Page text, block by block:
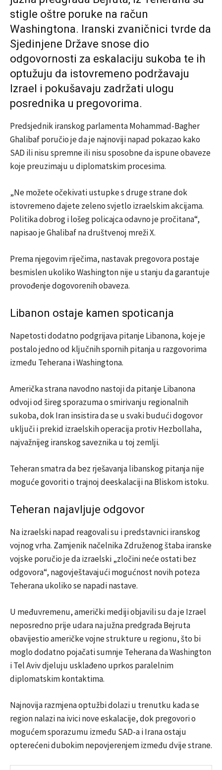
stigle oštre poruke na račun
Washingtona. Iranski zvaničnici tvrde da
Sjedinjene Države snose dio
odgovornosti za eskalaciju sukoba te ih
optužuju da istovremeno podržavaju
Izrael i pokušavaju zadržati ulogu
posrednika u pregovorima.
Predsjednik iranskog parlamenta Mohammad-Bagher
Ghalibaf poručio je da je najnoviji napad pokazao kako
SAD ili nisu spremne ili nisu sposobne da ispune obaveze
koje preuzimaju u diplomatskim procesima.
„Ne možete očekivati ustupke s druge strane dok
istovremeno dajete zeleno svjetlo izraelskim akcijama.
Politika dobrog i lošeg policajca odavno je pročitana“,
napisao je Ghalibaf na društvenoj mreži X.
Prema njegovim riječima, nastavak pregovora postaje
besmislen ukoliko Washington nije u stanju da garantuje
provođenje dogovorenih obaveza.
Libanon ostaje kamen spoticanja
Napetosti dodatno podgrijava pitanje Libanona, koje je
postalo jedno od ključnih spornih pitanja u razgovorima
između Teherana i Washingtona.
Američka strana navodno nastoji da pitanje Libanona
odvoji od šireg sporazuma o smirivanju regionalnih
sukoba, dok Iran insistira da se u svaki budući dogovor
uključi i prekid izraelskih operacija protiv Hezbollaha,
najvažnijeg iranskog saveznika u toj zemlji.
Teheran smatra da bez rješavanja libanskog pitanja nije
moguće govoriti o trajnoj deeskalaciji na Bliskom istoku.
Teheran najavljuje odgovor
Na izraelski napad reagovali su i predstavnici iranskog
vojnog vrha. Zamjenik načelnika Združenog štaba iranske
vojske poručio je da izraelski „zločini neće ostati bez
odgovora“, nagovještavajući mogućnost novih poteza
Teherana ukoliko se napadi nastave.
U međuvremenu, američki mediji objavili su da je Izrael
neposredno prije udara na južna predgrađa Bejruta
obavijestio američke vojne strukture u regionu, što bi
moglo dodatno pojačati sumnje Teherana da Washington
i Tel Aviv djeluju usklađeno uprkos paralelnim
diplomatskim kontaktima.
Najnovija razmjena optužbi dolazi u trenutku kada se
region nalazi na ivici nove eskalacije, dok pregovori o
mogućem sporazumu između SAD-a i Irana ostaju
opterećeni dubokim nepovjerenjem između dvije strane.